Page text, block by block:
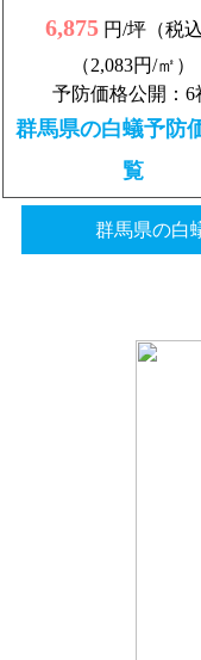
6,875円/坪（税込
（2,083円/㎡）
予防価格公開：6
群馬県の白蟻予防
覧
群馬県の白